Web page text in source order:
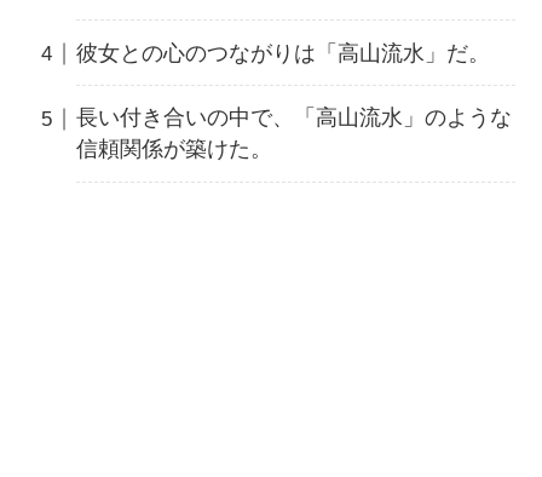
彼女との心のつながりは「高山流水」だ。
長い付き合いの中で、「高山流水」のような
信頼関係が築けた。